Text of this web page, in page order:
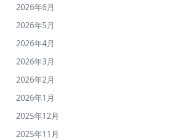
2026年6月
2026年5月
2026年4月
2026年3月
2026年2月
2026年1月
2025年12月
2025年11月